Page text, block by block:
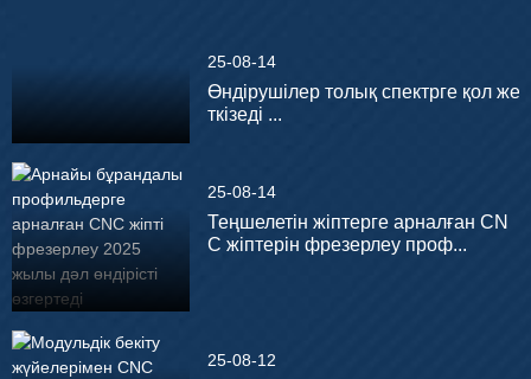
25-08-14
Өндірушілер толық спектрге қол же
ткізеді ...
25-08-14
Теңшелетін жіптерге арналған CN
C жіптерін фрезерлеу проф...
25-08-12